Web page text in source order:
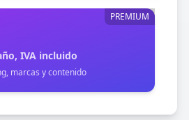
PREMIUM
IVA incluido
marcas y contenido